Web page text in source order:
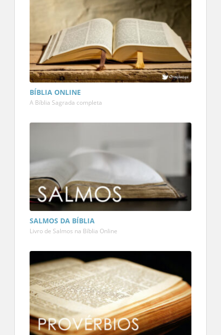
BÍBLIA ONLINE
A Bíblia Sagrada completa
SALMOS DA BÍBLIA
Livro de Salmos na Bíblia Online